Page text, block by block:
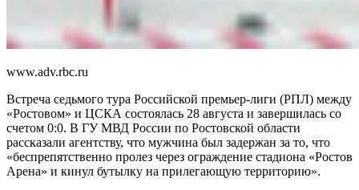
www.adv.rbc.ru
Встреча седьмого тура Российской премьер-лиги (РПЛ) между
«Ростовом» и ЦСКА состоялась 28 августа и завершилась со
счетом 0:0. В ГУ МВД России по Ростовской области
рассказали агентству, что мужчина был задержан за то, что
«беспрепятственно пролез через ограждение стадиона «Ростов
Арена» и кинул бутылку на прилегающую территорию».